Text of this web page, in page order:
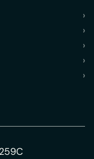
›
›
›
›
›